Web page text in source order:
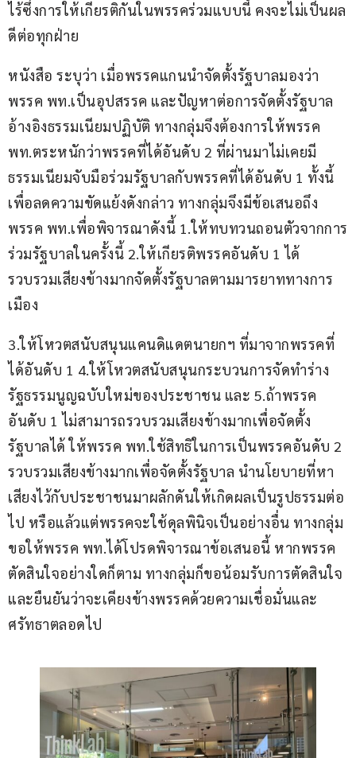
ไร้ซึ่งการให้เกียรติกันในพรรคร่วมแบบนี้ คงจะไม่เป็นผล
ดีต่อทุกฝ่าย
หนังสือ ระบุว่า เมื่อพรรคแกนนำจัดตั้งรัฐบาลมองว่า
พรรค พท.เป็นอุปสรรค และปัญหาต่อการจัดตั้งรัฐบาล
อ้างอิงธรรมเนียมปฏิบัติ ทางกลุ่มจึงต้องการให้พรรค
พท.ตระหนักว่าพรรคที่ได้อันดับ 2 ที่ผ่านมาไม่เคยมี
ธรรมเนียมจับมือร่วมรัฐบาลกับพรรคที่ได้อันดับ 1 ทั้งนี้
เพื่อลดความขัดแย้งดังกล่าว ทางกลุ่มจึงมีข้อเสนอถึง
พรรค พท.เพื่อพิจารณาดังนี้ 1.ให้ทบทวนถอนตัวจากการ
ร่วมรัฐบาลในครั้งนี้ 2.ให้เกียรติพรรคอันดับ 1 ได้
รวบรวมเสียงข้างมากจัดตั้งรัฐบาลตามมารยาททางการ
เมือง
3.ให้โหวตสนับสนุนแคนดิแดตนายกฯ ที่มาจากพรรคที่
ได้อันดับ 1 4.ให้โหวตสนับสนุนกระบวนการจัดทำร่าง
รัฐธรรมนูญฉบับใหม่ของประชาชน และ 5.ถ้าพรรค
อันดับ 1 ไม่สามารถรวบรวมเสียงข้างมากเพื่อจัดตั้ง
รัฐบาลได้ ให้พรรค พท.ใช้สิทธิในการเป็นพรรคอันดับ 2
รวบรวมเสียงข้างมากเพื่อจัดตั้งรัฐบาล นำนโยบายที่หา
เสียงไว้กับประชาชนมาผลักดันให้เกิดผลเป็นรูปธรรมต่อ
ไป หรือแล้วแต่พรรคจะใช้ดุลพินิจเป็นอย่างอื่น ทางกลุ่ม
ขอให้พรรค พท.ได้โปรดพิจารณาข้อเสนอนี้ หากพรรค
ตัดสินใจอย่างใดก็ตาม ทางกลุ่มก็ขอน้อมรับการตัดสินใจ
และยืนยันว่าจะเคียงข้างพรรคด้วยความเชื่อมั่นและ
ศรัทธาตลอดไป